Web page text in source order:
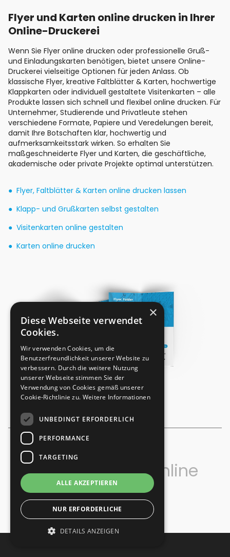
Flyer und Karten online drucken in Ihrer
Online-Druckerei
Wenn Sie Flyer online drucken oder professionelle Gruß-
und Einladungskarten benötigen, bietet unsere Online-
Druckerei vielseitige Optionen für jeden Anlass. Ob
klassische Flyer, kreative Faltblätter & Karten, hochwertige
Klappkarten oder individuell gestaltete Visitenkarten – alle
Produkte lassen sich schnell und flexibel online drucken. Für
Unternehmer, Studierende und Privatleute stehen
verschiedene Formate, Papiere und Veredelungen bereit,
damit Ihre Botschaften klar, hochwertig und
aufmerksamkeitsstark wirken. So erhalten Sie
maßgeschneiderte Flyer und Karten, die geschäftliche,
akademische oder private Projekte optimal unterstützen.
Flyer, Faltblätter & Karten online drucken lassen
Klapp- und Grußkarten selbst gestalten
Visitenkarten online gestalten
Karten online drucken
sedruck - Ihre Online
Druckerei
×
Diese Webseite verwendet
Cookies.
Wir verwenden Cookies, um die
Benutzerfreundlichkeit unserer Website zu
verbessern. Durch die weitere Nutzung
unserer Webseite stimmen Sie der
Verwendung von Cookies gemäß unserer
Cookie-Richtlinie zu. Weitere Informationen
UNBEDINGT ERFORDERLICH
PERFORMANCE
TARGETING
ALLE AKZEPTIEREN
NUR ERFORDERLICHE
DETAILS ANZEIGEN